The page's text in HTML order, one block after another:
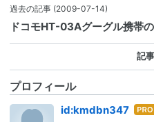
過去の記事 (2009-07-14)
ドコモHT-03Aグーグル携帯
記
プロフィール
id:kmdbn347 はて